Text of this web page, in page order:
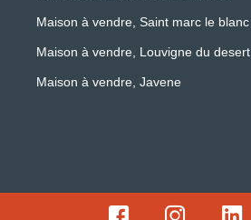
Maison à vendre, Saint marc le blanc
Maison à vendre, Louvigne du desert
Maison à vendre, Javene